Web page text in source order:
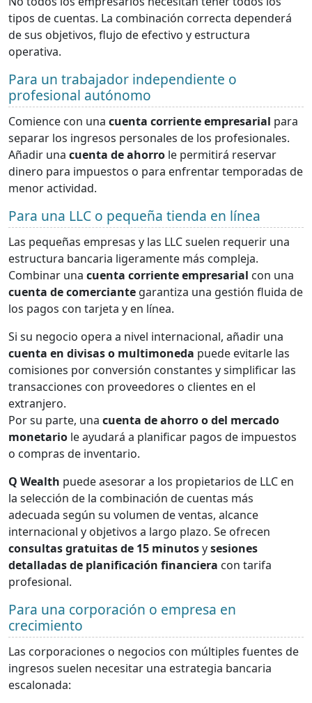
tipos de cuentas. La combinación correcta dependerá
de sus objetivos, flujo de efectivo y estructura
operativa.
Para un trabajador independiente o
profesional autónomo
Comience con una cuenta corriente empresarial para
separar los ingresos personales de los profesionales.
Añadir una cuenta de ahorro le permitirá reservar
dinero para impuestos o para enfrentar temporadas de
menor actividad.
Para una LLC o pequeña tienda en línea
Las pequeñas empresas y las LLC suelen requerir una
estructura bancaria ligeramente más compleja.
Combinar una cuenta corriente empresarial con una
cuenta de comerciante garantiza una gestión fluida de
los pagos con tarjeta y en línea.
Si su negocio opera a nivel internacional, añadir una
cuenta en divisas o multimoneda puede evitarle las
comisiones por conversión constantes y simplificar las
transacciones con proveedores o clientes en el
extranjero.
Por su parte, una cuenta de ahorro o del mercado
monetario le ayudará a planificar pagos de impuestos
o compras de inventario.
Q Wealth puede asesorar a los propietarios de LLC en
la selección de la combinación de cuentas más
adecuada según su volumen de ventas, alcance
internacional y objetivos a largo plazo. Se ofrecen
consultas gratuitas de 15 minutosysesiones
detalladas de planificación financiera con tarifa
profesional.
Para una corporación o empresa en
crecimiento
Las corporaciones o negocios con múltiples fuentes de
ingresos suelen necesitar una estrategia bancaria
escalonada: